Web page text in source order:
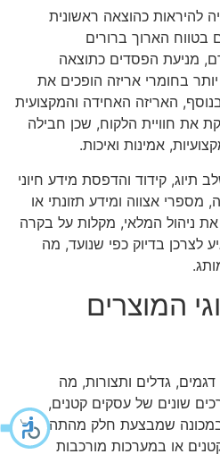
להיראות כהוצאה ראשונית
בטווח הארוך ברורים
מניעת הפסדים כתוצאה
בחומרי אריזה הופכים את
האריזה האחידה והמקצועית
את חוויית הלקוח, שכן חבילה
אמינות ואיכות.
תיוג, קידוד והדפסת מידע חיוני
מספרי אצווה ומידע תזונתי או
ניהול המלאי, מקלות על בקרה
לצרכן בדיוק כפי שנועד, מה
המוצרים
דגמים, גדלים ותצורות, מה
שונים של עסקים קטנים,
במכונה שמבצעת חלק מהתהליך
או במערכות מורכבות